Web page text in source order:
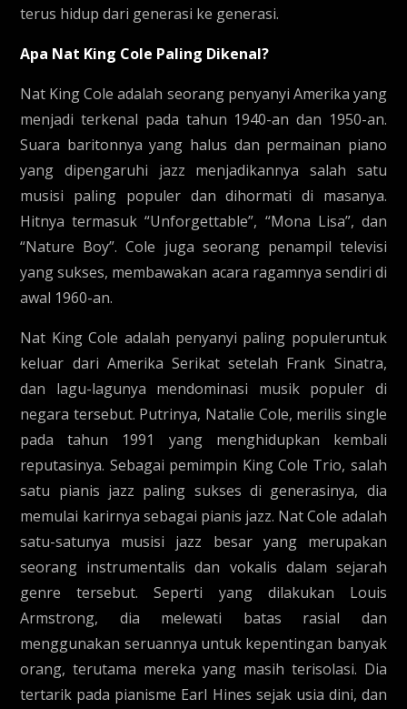
terus hidup dari generasi ke generasi.
Apa Nat King Cole Paling Dikenal?
Nat King Cole adalah seorang penyanyi Amerika yang
menjadi terkenal pada tahun 1940-an dan 1950-an.
Suara baritonnya yang halus dan permainan piano
yang dipengaruhi jazz menjadikannya salah satu
musisi paling populer dan dihormati di masanya.
Hitnya termasuk “Unforgettable”, “Mona Lisa”, dan
“Nature Boy”. Cole juga seorang penampil televisi
yang sukses, membawakan acara ragamnya sendiri di
awal 1960-an.
Nat King Cole adalah penyanyi paling populeruntuk
keluar dari Amerika Serikat setelah Frank Sinatra,
dan lagu-lagunya mendominasi musik populer di
negara tersebut. Putrinya, Natalie Cole, merilis single
pada tahun 1991 yang menghidupkan kembali
reputasinya. Sebagai pemimpin King Cole Trio, salah
satu pianis jazz paling sukses di generasinya, dia
memulai karirnya sebagai pianis jazz. Nat Cole adalah
satu-satunya musisi jazz besar yang merupakan
seorang instrumentalis dan vokalis dalam sejarah
genre tersebut. Seperti yang dilakukan Louis
Armstrong, dia melewati batas rasial dan
menggunakan seruannya untuk kepentingan banyak
orang, terutama mereka yang masih terisolasi. Dia
tertarik pada pianisme Earl Hines sejak usia dini, dan